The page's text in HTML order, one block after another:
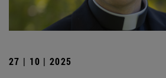
27 | 10 | 2025